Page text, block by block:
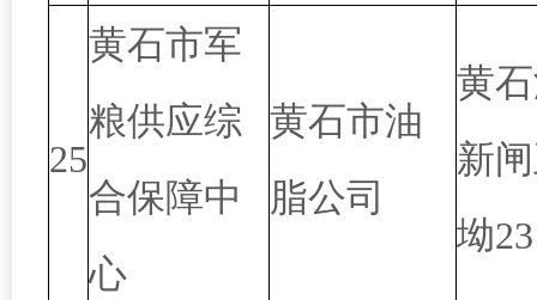
25
黄石市军
粮供应综
合保障中
心
黄石市油
脂公司
黄
新
坳